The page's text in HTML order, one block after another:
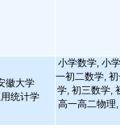
徽大学
统计学
小学数学, 小
一初二数学,
学, 初三数学,
高一高二物理